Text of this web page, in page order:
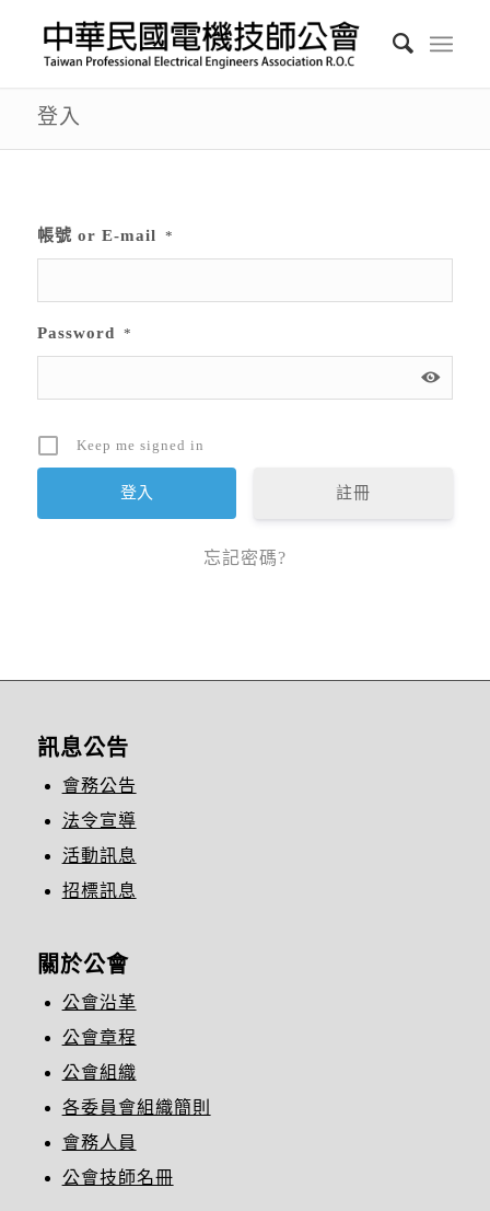
登入
帳號 or E-mail *
Password *
Keep me signed in
註冊
忘記密碼?
訊息公告
會務公告
法令宣導
活動訊息
招標訊息
關於公會
公會沿革
公會章程
公會組織
各委員會組織簡則
會務人員
公會技師名冊